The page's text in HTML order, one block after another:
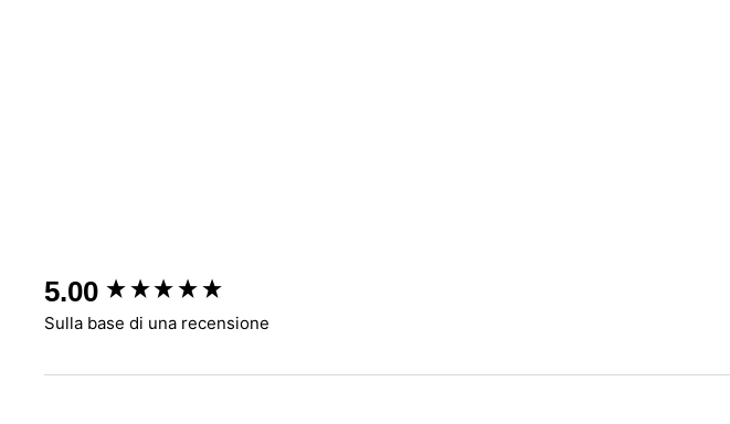
5.00
Sulla base di una recensione
New content loaded